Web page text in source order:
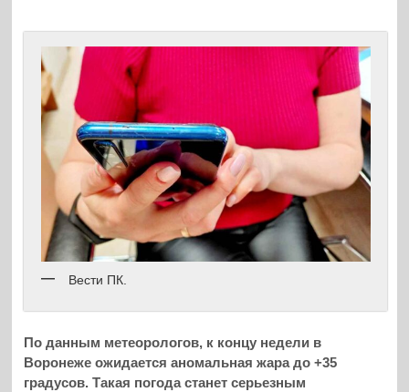
Вести ПК.
По данным метеорологов, к концу недели в
Воронеже ожидается аномальная жара до +35
градусов. Такая погода станет серьезным